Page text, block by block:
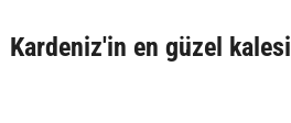
Kardeniz'in en güzel kalesi